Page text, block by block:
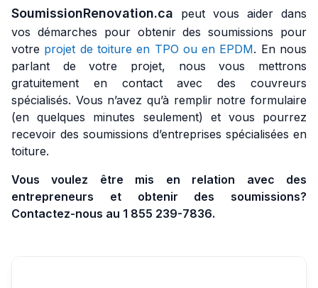
SoumissionRenovation.ca peut vous aider dans
vos démarches pour obtenir des soumissions pour
votre projet de toiture en TPO ou en EPDM. En nous
parlant de votre projet, nous vous mettrons
gratuitement en contact avec des couvreurs
spécialisés. Vous n’avez qu’à remplir notre formulaire
(en quelques minutes seulement) et vous pourrez
recevoir des soumissions d’entreprises spécialisées en
toiture.
Vous voulez être mis en relation avec des
entrepreneurs et obtenir des soumissions?
Contactez-nous au 1 855 239-7836.